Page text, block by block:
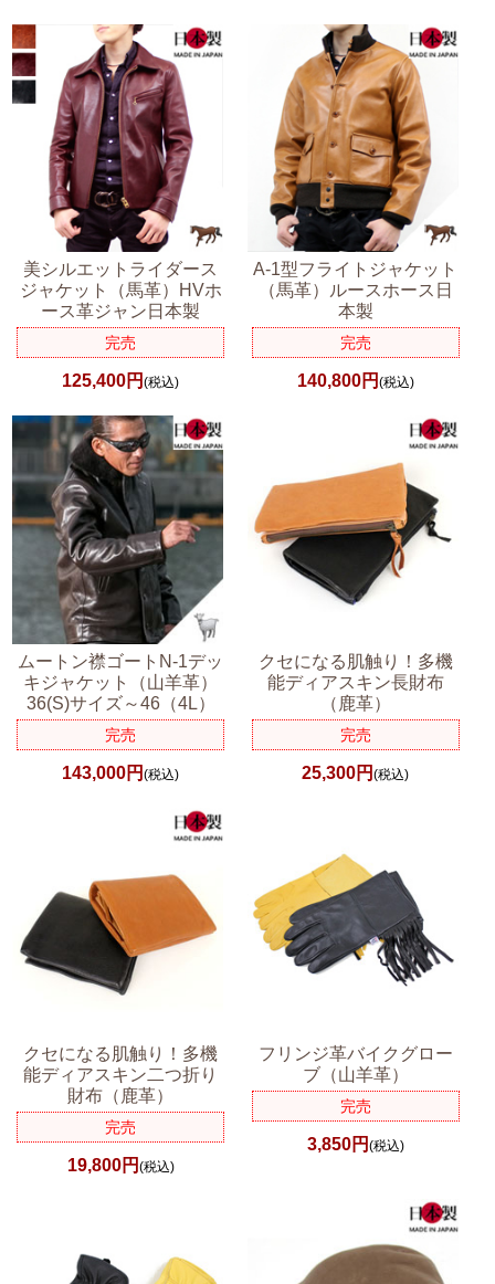
美シルエットライダース
ジャケット（馬革）HVホ
ース革ジャン日本製
完売
125,400円(税込)
A-1型フライトジャケット
（馬革）ルースホース日
本製
完売
140,800円 (税込)
ムートン襟ゴートN-1デッ
キジャケット（山羊革）
36(S)サイズ～46（4L）
完売
143,000円(税込)
クセになる肌触り！多機
能ディアスキン長財布
（鹿革）
完売
25,300円(税込)
クセになる肌触り！多機
能ディアスキン二つ折り
財布（鹿革）
完売
19,800円 (税込)
フリンジ革バイクグロー
ブ（山羊革）
完売
3,850円 (税込)